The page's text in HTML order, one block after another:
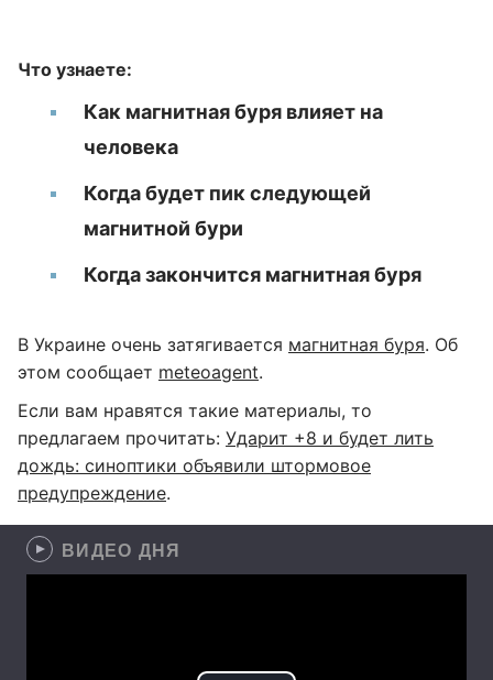
Что узнаете:
Как магнитная буря влияет на
человека
Когда будет пик следующей
магнитной бури
Когда закончится магнитная буря
В Украине очень затягивается магнитная буря. Об
этом сообщает meteoagent.
Если вам нравятся такие материалы, то
предлагаем прочитать: Ударит +8 и будет лить
дождь: синоптики объявили штормовое
предупреждение.
ВИДЕО ДНЯ